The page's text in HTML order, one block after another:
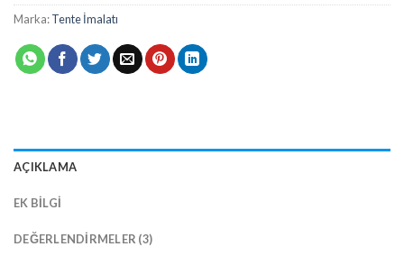
Marka:Tente İmalatı
AÇIKLAMA
EK BILGI
DEĞERLENDIRMELER (3)